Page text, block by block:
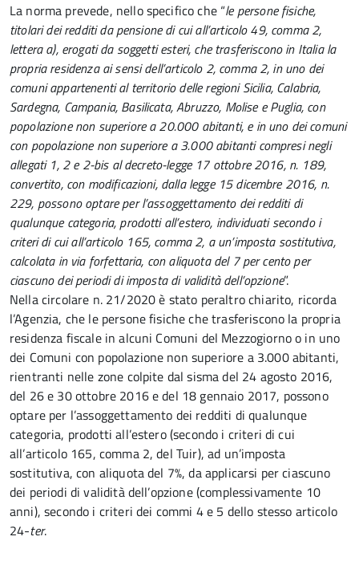
La norma prevede, nello specifico che “le persone fisiche,
titolari dei redditi da pensione di cui all’articolo 49, comma 2,
lettera a), erogati da soggetti esteri, che trasferiscono in Italia la
propria residenza ai sensi dell’articolo 2, comma 2, in uno dei
comuni appartenenti al territorio delle regioni Sicilia, Calabria,
Sardegna, Campania, Basilicata, Abruzzo, Molise e Puglia, con
popolazione non superiore a 20.000 abitanti, e in uno dei comuni
con popolazione non superiore a 3.000 abitanti compresi negli
allegati 1, 2 e 2-bis al decreto-legge 17 ottobre 2016, n. 189,
convertito, con modificazioni, dalla legge 15 dicembre 2016, n.
229, possono optare per l’assoggettamento dei redditi di
qualunque categoria, prodotti all’estero, individuati secondo i
criteri di cui all’articolo 165, comma 2, a un’imposta sostitutiva,
calcolata in via forfettaria, con aliquota del 7 per cento per
ciascuno dei periodi di imposta di validità dell’opzione”.
Nella circolare n. 21/2020 è stato peraltro chiarito, ricorda
l’Agenzia, che le persone fisiche che trasferiscono la propria
residenza fiscale in alcuni Comuni del Mezzogiorno o in uno
dei Comuni con popolazione non superiore a 3.000 abitanti,
rientranti nelle zone colpite dal sisma del 24 agosto 2016,
del 26 e 30 ottobre 2016 e del 18 gennaio 2017, possono
optare per l’assoggettamento dei redditi di qualunque
categoria, prodotti all’estero (secondo i criteri di cui
all’articolo 165, comma 2, del Tuir), ad un’imposta
sostitutiva, con aliquota del 7%, da applicarsi per ciascuno
dei periodi di validità dell’opzione (complessivamente 10
anni), secondo i criteri dei commi 4 e 5 dello stesso articolo
24-ter.